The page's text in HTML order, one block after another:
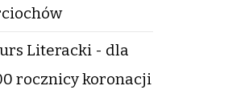
Literacki - dla
rocznicy koronacji